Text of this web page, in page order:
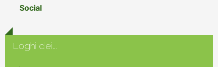
Loghi dei...
Social